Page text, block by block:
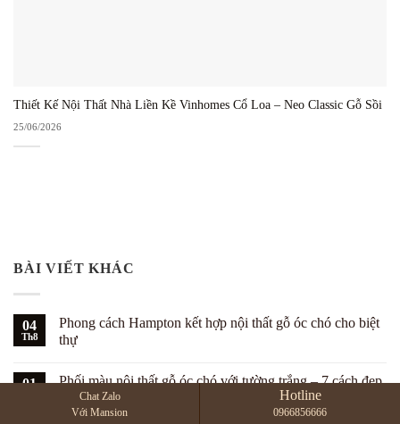
Thiết Kế Nội Thất Nhà Liền Kề Vinhomes Cổ Loa – Neo Classic Gỗ Sồi
25/06/2026
BÀI VIẾT KHÁC
04
Th8
Phong cách Hampton kết hợp nội thất gỗ óc chó cho biệt
thự
bình
Phong
01 Phối màu nội thất gỗ óc chó với tường trắng – 7 cách đẹp
KhôngChat Zalo
Với Mansion
Hotline
0966856666